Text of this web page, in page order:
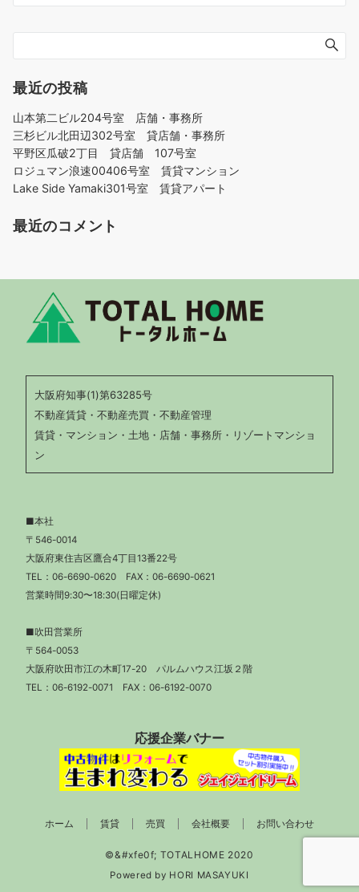
シ
ョ
最近の投稿
山本第二ビル204号室 店舗・事務所
三杉ビル北田辺302号室 貸店舗・事務所
平野区瓜破2丁目 貸店舗 107号室
ロジュマン浪速00406号室 賃貸マンション
Lake Side Yamaki301号室 賃貸アパート
最近のコメント
大阪府知事(1)第63285号
不動産賃貸・不動産売買・不動産管理
賃貸・マンション・土地・店舗・事務所・リゾートマンショ
ン
■本社
〒546-0014
大阪府東住吉区鷹合4丁目13番22号
TEL： 06-6690-0620 FAX：06-6690-0621
営業時間9:30〜18:30(日曜定休)
■吹田営業所
〒564-0053
大阪府吹田市江の木町17-20 パルムハウス江坂２階
TEL： 06-6192-0071 FAX：06-6192-0070
応援企業バナー
ホーム 賃貸 売買 会社概要 お問い合わせ
Powered by